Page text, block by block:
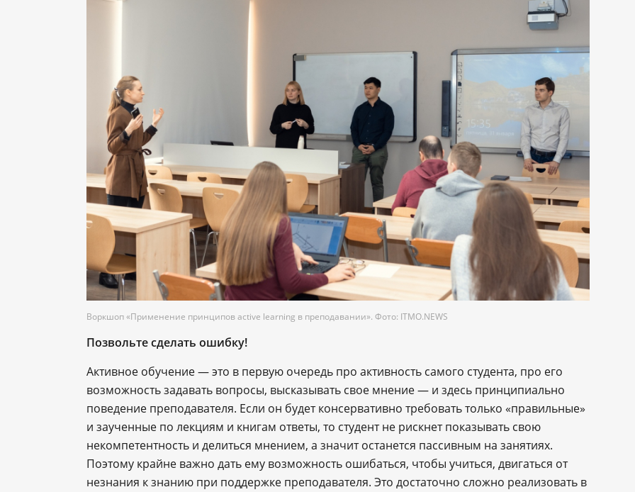
Воркшоп «Применение принципов active learning в преподавании». Фото: ITMO.NEWS
Позвольте сделать ошибку!
Активное обучение — это в первую очередь про активность самого студента, про его
возможность задавать вопросы, высказывать свое мнение — и здесь принципиально
поведение преподавателя. Если он будет консервативно требовать только «правильные»
и заученные по лекциям и книгам ответы, то студент не рискнет показывать свою
некомпетентность и делиться мнением, а значит останется пассивным на занятиях.
Поэтому крайне важно дать ему возможность ошибаться, чтобы учиться, двигаться от
незнания к знанию при поддержке преподавателя. Это достаточно сложно реализовать в